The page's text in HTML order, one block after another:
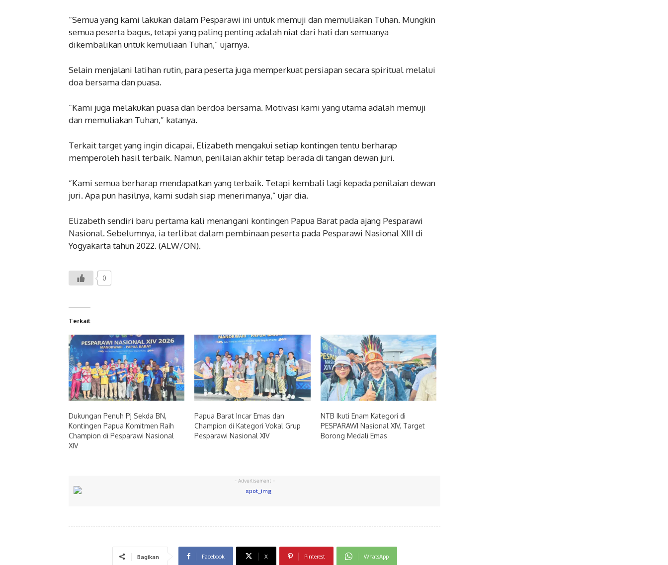
“Semua yang kami lakukan dalam Pesparawi ini untuk memuji dan memuliakan Tuhan. Mungkin
semua peserta bagus, tetapi yang paling penting adalah niat dari hati dan semuanya
dikembalikan untuk kemuliaan Tuhan,” ujarnya.
Selain menjalani latihan rutin, para peserta juga memperkuat persiapan secara spiritual melalui
doa bersama dan puasa.
“Kami juga melakukan puasa dan berdoa bersama. Motivasi kami yang utama adalah memuji
dan memuliakan Tuhan,” katanya.
Terkait target yang ingin dicapai, Elizabeth mengakui setiap kontingen tentu berharap
memperoleh hasil terbaik. Namun, penilaian akhir tetap berada di tangan dewan juri.
“Kami semua berharap mendapatkan yang terbaik. Tetapi kembali lagi kepada penilaian dewan
juri. Apa pun hasilnya, kami sudah siap menerimanya,” ujar dia.
Elizabeth sendiri baru pertama kali menangani kontingen Papua Barat pada ajang Pesparawi
Nasional. Sebelumnya, ia terlibat dalam pembinaan peserta pada Pesparawi Nasional XIII di
Yogyakarta tahun 2022. (ALW/ON).
0
Terkait
Dukungan Penuh Pj Sekda BN,
Kontingen Papua Komitmen Raih
Champion di Pesparawi Nasional
XIV
Papua Barat Incar Emas dan
Champion di Kategori Vokal Grup
Pesparawi Nasional XIV
NTB Ikuti Enam Kategori di
PESPARAWI Nasional XIV, Target
Borong Medali Emas
- Advertisement -
Bagikan Facebook X Pinterest WhatsApp